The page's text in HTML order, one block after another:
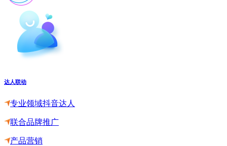
达人联动
专业领域抖音达人
联合品牌推广
产品营销